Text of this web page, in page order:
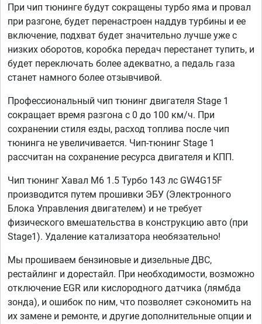
При чип тюнинге будут сокращены турбо яма и провал
при разгоне, будет перенастроен наддув турбины и ее
включение, подхват будет значительно лучше уже с
низких оборотов, коробка передач перестанет тупить, и
будет переключать более адекватно, а педаль газа
станет намного более отзывчивой.
Профессиональный чип тюнинг двигателя Stage 1
сокращает время разгона с 0 до 100 км/ч. При
сохранении стиля езды, расход топлива после чип
тюнинга не увеличивается. Чип-тюнинг Stage 1
рассчитан на сохранение ресурса двигателя и КПП.
Чип тюнинг Хавал М6 1.5 Турбо 143 лс GW4G15F
производится путем прошивки ЭБУ (Электронного
Блока Управления двигателем) и не требует
физического вмешательства в конструкцию авто (при
Stage1). Удаление катализатора необязательно!
Мы прошиваем бензиновые и дизельные ДВС,
рестайлинг и дорестайл. При необходимости, возможно
отключение EGR или кислородного датчика (лямбда
зонда), и ошибок по ним, что позволяет сэкономить на
их замене и ремонте, и другие дополнительные опции и